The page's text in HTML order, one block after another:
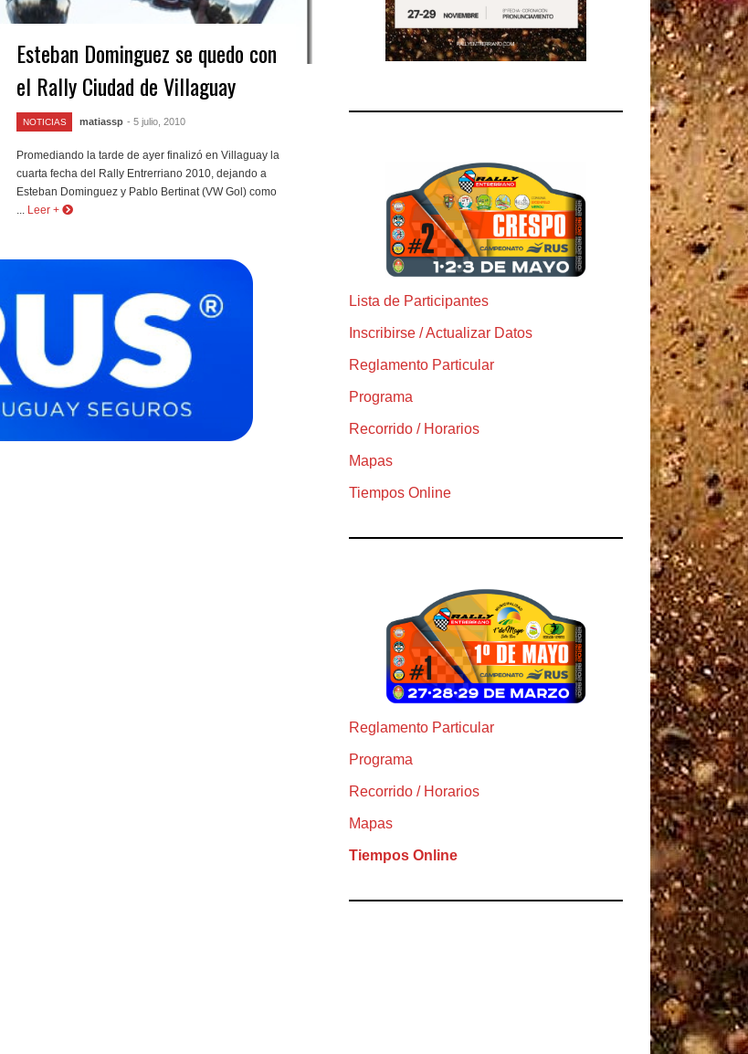
Esteban Dominguez se quedo con
el Rally Ciudad de Villaguay
NOTICIAS matiassp - 5 julio, 2010
Promediando la tarde de ayer finalizó en Villaguay la
cuarta fecha del Rally Entrerriano 2010, dejando a
Esteban Dominguez y Pablo Bertinat (VW Gol) como
Leer +
Lista de Participantes
Inscribirse / Actualizar Datos
Reglamento Particular
Programa
Recorrido / Horarios
Mapas
Tiempos Online
Reglamento Particular
Programa
Recorrido / Horarios
Mapas
Tiempos Online